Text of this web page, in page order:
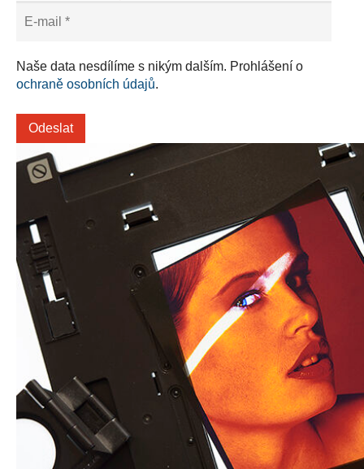
Naše data nesdílíme s nikým dalším. Prohlášení o
ochraně osobních údajů.